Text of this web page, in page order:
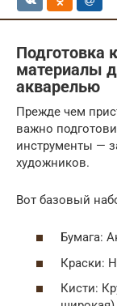
Подготовка
материалы
акварелью
Прежде чем
важно
инструменты —
художников.
Вот базовый
Бумага:
Краски:
Кисти: